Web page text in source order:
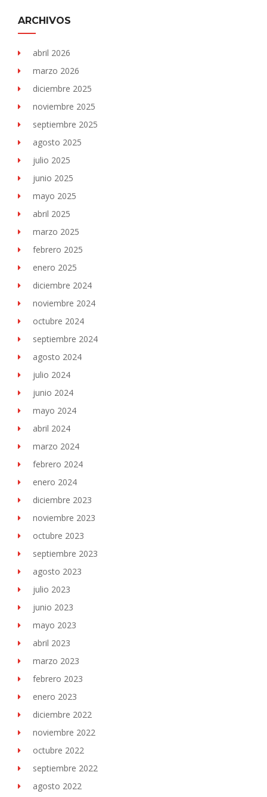
ARCHIVOS
abril 2026
marzo 2026
diciembre 2025
noviembre 2025
septiembre 2025
agosto 2025
julio 2025
junio 2025
mayo 2025
abril 2025
marzo 2025
febrero 2025
enero 2025
diciembre 2024
noviembre 2024
octubre 2024
septiembre 2024
agosto 2024
julio 2024
junio 2024
mayo 2024
abril 2024
marzo 2024
febrero 2024
enero 2024
diciembre 2023
noviembre 2023
octubre 2023
septiembre 2023
agosto 2023
julio 2023
junio 2023
mayo 2023
abril 2023
marzo 2023
febrero 2023
enero 2023
diciembre 2022
noviembre 2022
octubre 2022
septiembre 2022
agosto 2022